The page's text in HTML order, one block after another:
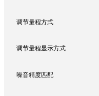
调节量程方式
调节量程显示方式
噪音精度匹配